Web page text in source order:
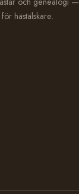
hästälskare.